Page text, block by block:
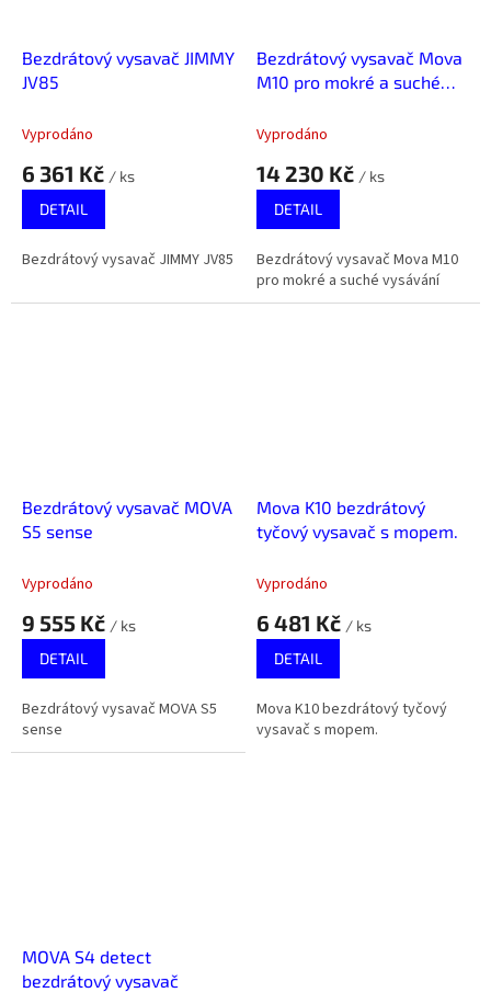
Bezdrátový vysavač JIMMY
JV85
Vyprodáno
6 361 Kč / ks
DETAIL
Bezdrátový vysavač JIMMY JV85
Bezdrátový vysavač Mova
M10 pro mokré a suché
Vyprodáno
14 230 Kč / ks
DETAIL
Bezdrátový vysavač Mova M10
pro mokré a suché vysávání
Bezdrátový vysavač MOVA
S5 sense
Vyprodáno
9 555 Kč / ks
DETAIL
Bezdrátový vysavač MOVA S5
sense
Mova K10 bezdrátový
tyčový vysavač s mopem.
Vyprodáno
6 481 Kč / ks
DETAIL
Mova K10 bezdrátový tyčový
vysavač s mopem.
MOVA S4 detect
bezdrátový vysavač